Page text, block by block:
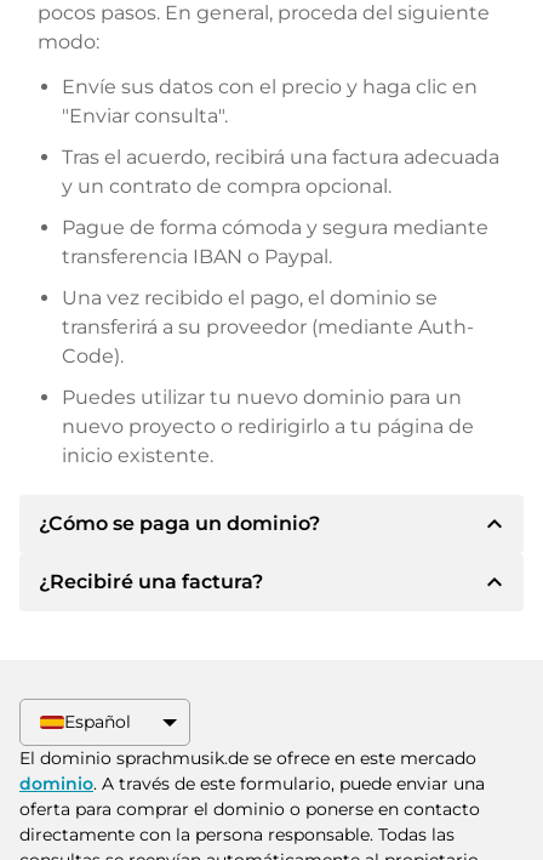
pocos pasos. En general, proceda del siguiente
modo:
Envíe sus datos con el precio y haga clic en
"Enviar consulta".
Tras el acuerdo, recibirá una factura adecuada
y un contrato de compra opcional.
Pague de forma cómoda y segura mediante
transferencia IBAN o Paypal.
Una vez recibido el pago, el dominio se
transferirá a su proveedor (mediante Auth-
Code).
Puedes utilizar tu nuevo dominio para un
nuevo proyecto o redirigirlo a tu página de
inicio existente.
¿Cómo se paga un dominio? expand_less
Tras llegar a un acuerdo, el propietario le
Paypal u otros métodos de pago.
Indique siempre el nombre de dominio y el
número de factura al realizar la transferencia.
¿Recibiré una factura? expand_less
superiores, también recibirá un contrato de
compra adicional si lo solicita.
Español
El dominio sprachmusik.de se ofrece en este mercado
dominio. A través de este formulario, puede enviar una
oferta para comprar el dominio o ponerse en contacto
directamente con la persona responsable. Todas las